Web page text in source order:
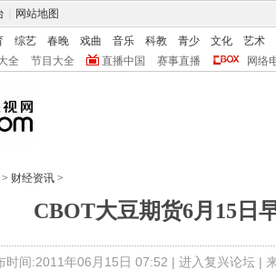
网站地图
综艺 春晚 戏曲 音乐 科教 青少 文化
艺术
全 节目大全 直播中国 赛事直播 网络
> 财经资讯 >
CBOT大豆期货6月15日
时间:2011年06月15日 07:52 | 进入复兴论坛|